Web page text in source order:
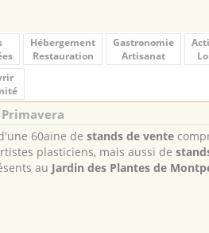
Hébergement
Restauration
Gastronomie
Artisanat
60aine de stands de vente
plasticiens, mais aussi de
au Jardin des Plantes de